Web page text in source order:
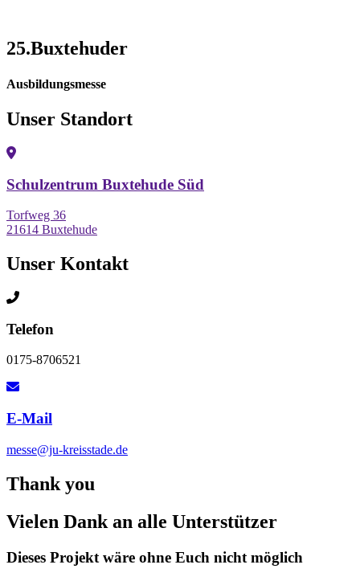
25.Buxtehuder
Ausbildungsmesse
Unser Standort
Schulzentrum Buxtehude Süd
Torfweg 36
21614 Buxtehude
Unser Kontakt
Telefon
0175-8706521
E-Mail
messe@ju-kreisstade.de
Thank you
Vielen Dank an alle Unterstützer
Dieses Projekt wäre ohne Euch nicht möglich